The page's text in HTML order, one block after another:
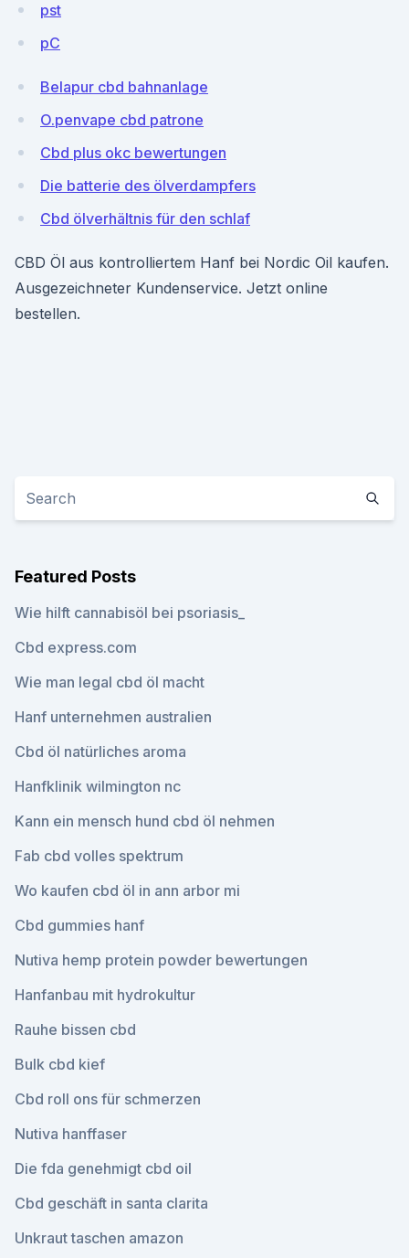
pst
pC
Belapur cbd bahnanlage
O.penvape cbd patrone
Cbd plus okc bewertungen
Die batterie des ölverdampfers
Cbd ölverhältnis für den schlaf
CBD Öl aus kontrolliertem Hanf bei Nordic Oil kaufen.
Ausgezeichneter Kundenservice. Jetzt online
bestellen.
Featured Posts
Wie hilft cannabisöl bei psoriasis_
Cbd express.com
Wie man legal cbd öl macht
Hanf unternehmen australien
Cbd öl natürliches aroma
Hanfklinik wilmington nc
Kann ein mensch hund cbd öl nehmen
Fab cbd volles spektrum
Wo kaufen cbd öl in ann arbor mi
Cbd gummies hanf
Nutiva hemp protein powder bewertungen
Hanfanbau mit hydrokultur
Rauhe bissen cbd
Bulk cbd kief
Cbd roll ons für schmerzen
Nutiva hanffaser
Die fda genehmigt cbd oil
Cbd geschäft in santa clarita
Unkraut taschen amazon